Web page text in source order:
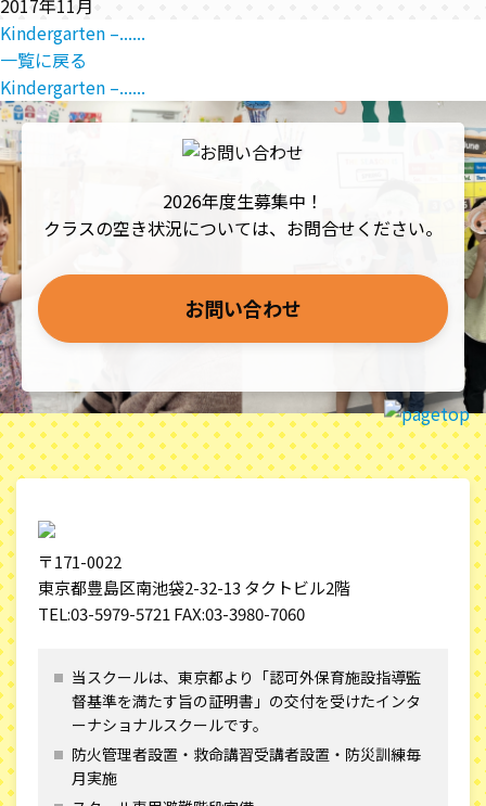
2017年11月
Kindergarten –......
一覧に戻る
Kindergarten –......
2026年度生募集中！
クラスの空き状況については、お問合せください。
お問い合わせ
〒171-0022
東京都豊島区南池袋2-32-13 タクトビル2階
TEL:03-5979-5721 FAX:03-3980-7060
当スクールは、東京都より「認可外保育施設指導監
督基準を満たす旨の証明書」の交付を受けたインタ
ーナショナルスクールです。
防火管理者設置・救命講習受講者設置・防災訓練毎
月実施